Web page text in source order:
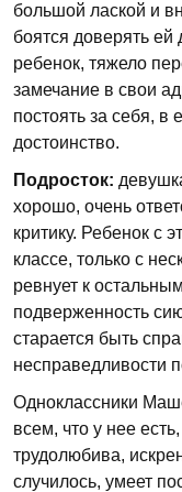
большой лаской и
боятся доверять
ребенок, тяжело
замечание в свои
постоять за себя, в
достоинство.
Подросток:
хорошо, очень
критику. Ребенок с
классе, только с
ревнует к
подверженность
старается быть
несправедливости
Одноклассники
всем, что у нее
трудолюбива,
случилось, умеет